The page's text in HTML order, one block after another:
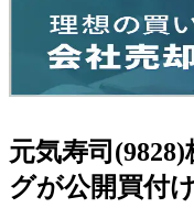
元気寿司
グが公開買付け